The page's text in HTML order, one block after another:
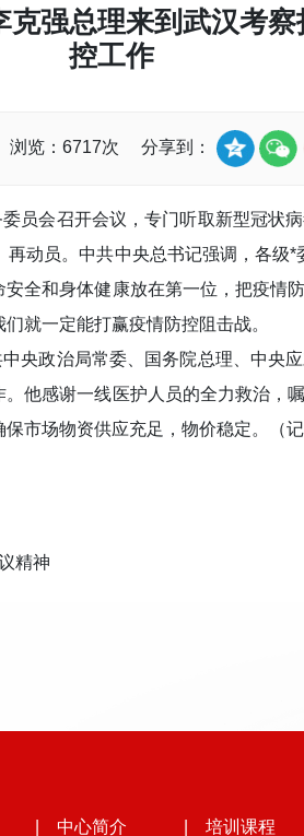
克强总理来到武汉考
控工作
览：6717次 分享到：
员会召开会议，专门听取新型冠状
动员。中共中央总书记强调，各级
全和身体健康放在第一位，把疫情
就一定能打赢疫情防控阻击战。
央政治局常委、国务院总理、中央
他感谢一线医护人员的全力救治，
市场物资供应充足，物价稳定。（记
精神
| 中心简介 | 培训课程